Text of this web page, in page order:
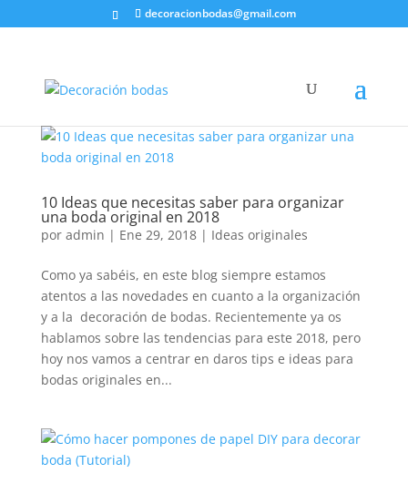
decoracionbodas@gmail.com
10 Ideas que necesitas saber para organizar
una boda original en 2018
por admin | Ene 29, 2018| Ideas originales
Como ya sabéis, en este blog siempre estamos
atentos a las novedades en cuanto a la organización
y a la decoración de bodas. Recientemente ya os
hablamos sobre las tendencias para este 2018, pero
hoy nos vamos a centrar en daros tips e ideas para
bodas originales en...